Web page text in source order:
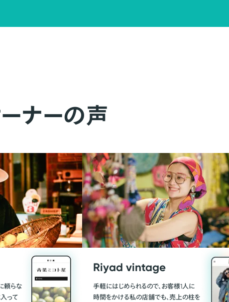
ナーの声
頼らな
って
Riyad vintage
手軽にはじめられるので、お客様1人に
時間をかける私の店舗でも、売上の柱を